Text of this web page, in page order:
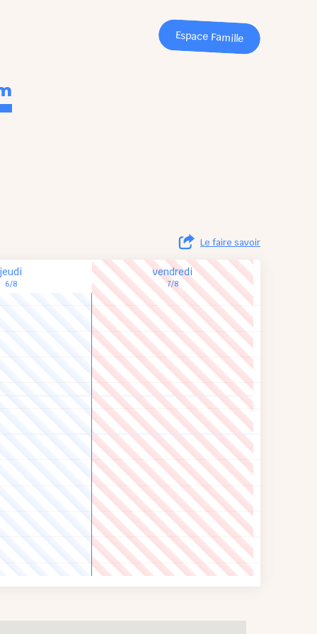
Espace Famille
Le faire savoir
jeudi
6/8
vendredi
7/8